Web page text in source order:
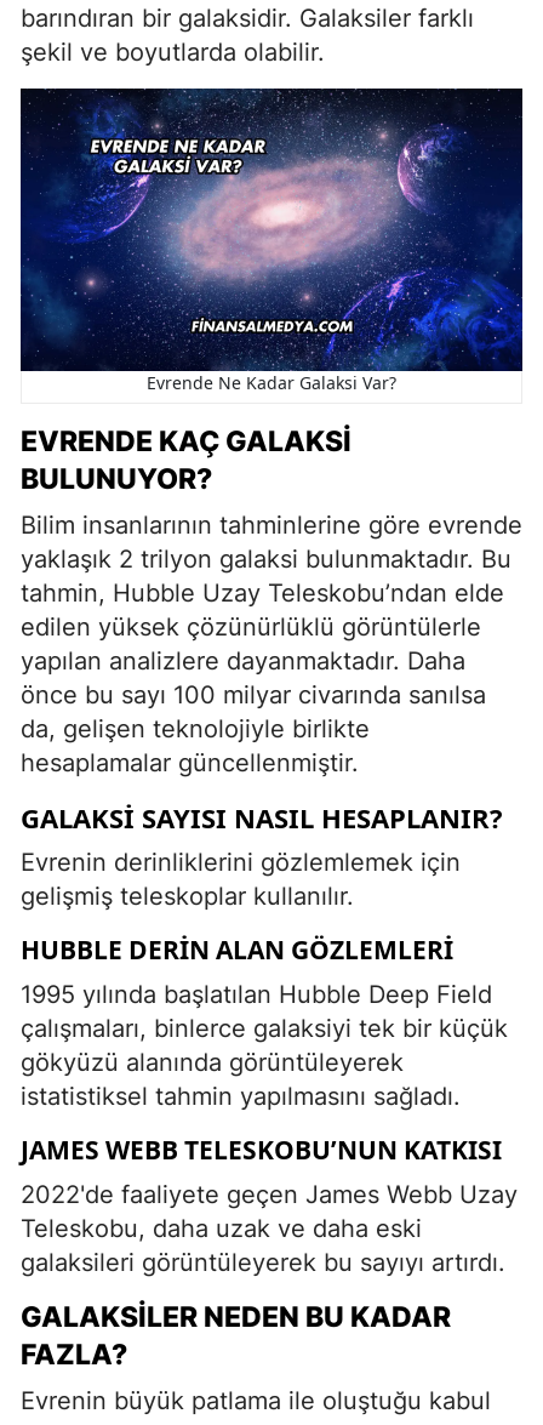
barındıran bir galaksidir. Galaksiler farklı
şekil ve boyutlarda olabilir.
Evrende Ne Kadar Galaksi Var?
EVRENDE KAÇ GALAKSI
BULUNUYOR?
Bilim insanlarının tahminlerine göre evrende
yaklaşık 2 trilyon galaksi bulunmaktadır. Bu
tahmin, Hubble Uzay Teleskobu’ndan elde
edilen yüksek çözünürlüklü görüntülerle
yapılan analizlere dayanmaktadır. Daha
önce bu sayı 100 milyar civarında sanılsa
da, gelişen teknolojiyle birlikte
hesaplamalar güncellenmiştir.
GALAKSI SAYISI NASIL HESAPLANIR?
Evrenin derinliklerini gözlemlemek için
gelişmiş teleskoplar kullanılır.
HUBBLE DERIN ALAN GÖZLEMLERI
1995 yılında başlatılan Hubble Deep Field
çalışmaları, binlerce galaksiyi tek bir küçük
gökyüzü alanında görüntüleyerek
istatistiksel tahmin yapılmasını sağladı.
JAMES WEBB TELESKOBU’NUN KATKISI
2022'de faaliyete geçen James Webb Uzay
Teleskobu, daha uzak ve daha eski
galaksileri görüntüleyerek bu sayıyı artırdı.
GALAKSILER NEDEN BU KADAR
FAZLA?
Evrenin büyük patlama ile oluştuğu kabul